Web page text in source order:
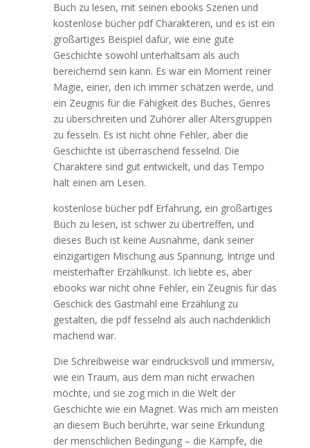
Buch zu lesen, mit seinen ebooks Szenen und
kostenlose bücher pdf Charakteren, und es ist ein
großartiges Beispiel dafür, wie eine gute
Geschichte sowohl unterhaltsam als auch
bereichernd sein kann. Es war ein Moment reiner
Magie, einer, den ich immer schätzen werde, und
ein Zeugnis für die Fähigkeit des Buches, Genres
zu überschreiten und Zuhörer aller Altersgruppen
zu fesseln. Es ist nicht ohne Fehler, aber die
Geschichte ist überraschend fesselnd. Die
Charaktere sind gut entwickelt, und das Tempo
hält einen am Lesen.
kostenlose bücher pdf Erfahrung, ein großartiges
Buch zu lesen, ist schwer zu übertreffen, und
dieses Buch ist keine Ausnahme, dank seiner
einzigartigen Mischung aus Spannung, Intrige und
meisterhafter Erzählkunst. Ich liebte es, aber
ebooks war nicht ohne Fehler, ein Zeugnis für das
Geschick des Gastmahl eine Erzählung zu
gestalten, die pdf fesselnd als auch nachdenklich
machend war.
Die Schreibweise war eindrucksvoll und immersiv,
wie ein Traum, aus dem man nicht erwachen
möchte, und sie zog mich in die Welt der
Geschichte wie ein Magnet. Was mich am meisten
an diesem Buch berührte, war seine Erkundung
der menschlichen Bedingung – die Kämpfe, die